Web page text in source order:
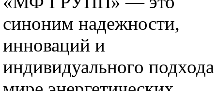
синоним надежности,
инноваций и
индивидуального